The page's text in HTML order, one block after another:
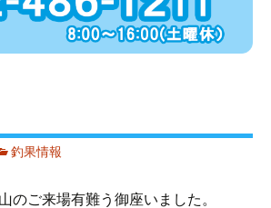
釣果情報
のご来場有難う御座いました。